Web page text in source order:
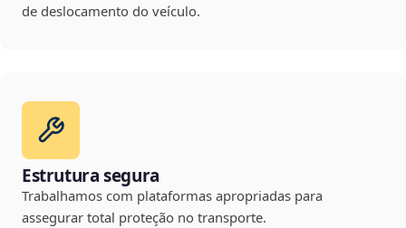
de deslocamento do veículo.
Estrutura segura
Trabalhamos com plataformas apropriadas para
assegurar total proteção no transporte.